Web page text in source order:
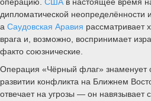
дипломатической неопределённости
а Саудовская Аравия рассматривает
врага и, возможно, воспринимает
факто союзнические.
Операция «Чёрный флаг» знаменует
развитии конфликта на Ближнем
отвечает на угрозы — он навязывает